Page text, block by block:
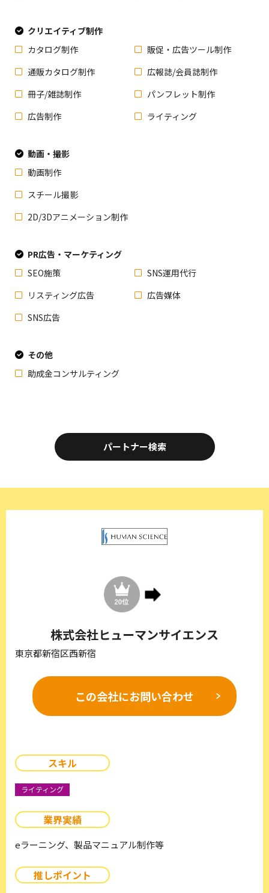
クリエイティブ制作
カタログ制作
販促・広告ツール制作
通販カタログ制作
広報誌/会員誌制作
冊子/雑誌制作
パンフレット制作
広告制作
ライティング
動画・撮影
動画制作
スチール撮影
2D/3Dアニメーション制作
PR広告・マーケティング
SEO施策
SNS運用代行
リスティング広告
広告媒体
SNS広告
その他
助成金コンサルティング
株式会社ヒューマンサイエンス
東京都新宿区西新宿
この会社にお問い合わせ
スキル
ライティング
業界実績
eラーニング、製品マニュアル制作等
推しポイント